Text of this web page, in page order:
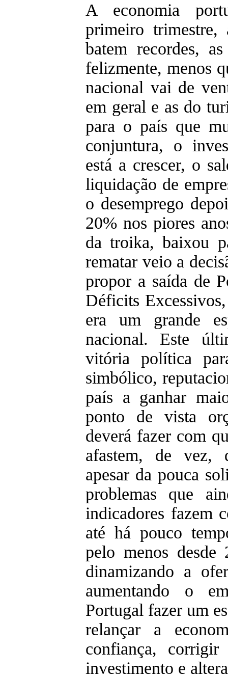
A economia
primeiro trimestre,
batem recordes,
felizmente, menos
nacional vai de
em geral e as do
para o país que
conjuntura, o
está a crescer, o
liquidação de
o desemprego
20% nos piores
da troika, baixou
rematar veio a
propor a saída de
Déficits
era um grande
nacional. Este
vitória política
simbólico,
país a ganhar
ponto de vista
deverá fazer com
afastem, de vez,
apesar da pouca
problemas que
indicadores fazem
até há pouco
pelo menos desde
dinamizando a
aumentando o
Portugal fazer um
relançar a
confiança,
investimento e